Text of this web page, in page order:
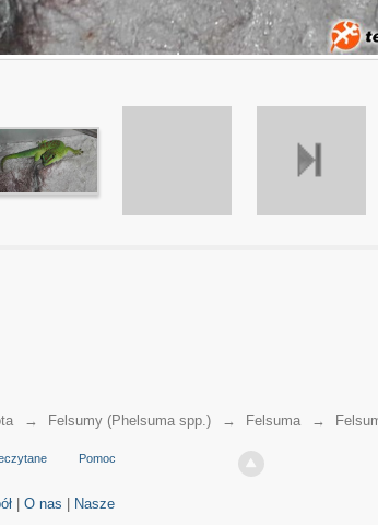
→ Felsumy (Phelsuma spp.) → Felsuma →
Pomoc
|O nas
Nasze